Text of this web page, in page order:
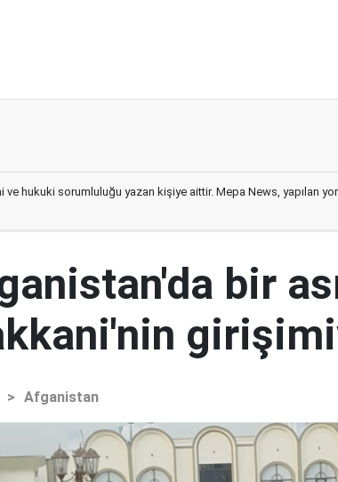
ve hukuki sorumluluğu yazan kişiye aittir. Mepa News, yapılan
bir
> Afganistan